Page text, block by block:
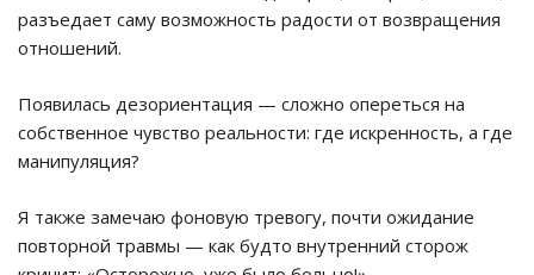
разъедает саму возможность радости от возвращения
отношений.
Появилась дезориентация — сложно опереться на
собственное чувство реальности: где искренность, а где
манипуляция?
Я также замечаю фоновую тревогу, почти ожидание
повторной травмы — как будто внутренний сторож